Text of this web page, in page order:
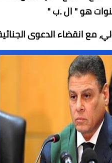
هو " ال .ب "
مع انقضاء الدعوى